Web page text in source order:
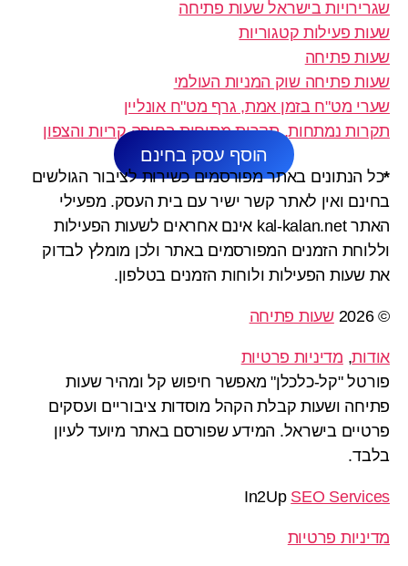
שגרירויות בישראל שעות פתיחה
שעות פעילות קטגוריות
שעות פתיחה
שעות פתיחה שוק המניות העולמי
שערי מט"ח בזמן אמת, גרף מט"ח אונליין
תקרות נמתחות, תקרות מתוחות בחיפה קריות והצפון
הוסף עסק בחינם
*כל הנתונים באתר מפורסמים כשירות לציבור הגולשים
בחינם ואין לאתר קשר ישיר עם בית העסק. מפעילי
האתר kal-kalan.net אינם אחראים לשעות הפעילות
וללוחת הזמנים המפורסמים באתר ולכן מומלץ לבדוק
את שעות הפעילות ולוחות הזמנים בטלפון.
© 2026 שעות פתיחה
אודות, מדיניות פרטיות
פורטל "קל-כלכלן" מאפשר חיפוש קל ומהיר שעות
פתיחה ושעות קבלת הקהל מוסדות ציבוריים ועסקים
פרטיים בישראל. המידע שפורסם באתר מיועד לעיון
בלבד.
In2Up SEO Services
מדיניות פרטיות